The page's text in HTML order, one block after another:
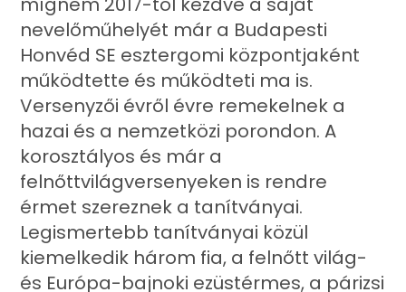
nevelőműhelyét már a Budapesti
Honvéd SE esztergomi központjaként
működtette és működteti ma is.
Versenyzői évről évre remekelnek a
hazai és a nemzetközi porondon. A
korosztályos és már a
felnőttvilágversenyeken is rendre
érmet szereznek a tanítványai.
Legismertebb tanítványai közül
kiemelkedik három fia, a felnőtt világ-
és Európa-bajnoki ezüstérmes, a párizsi